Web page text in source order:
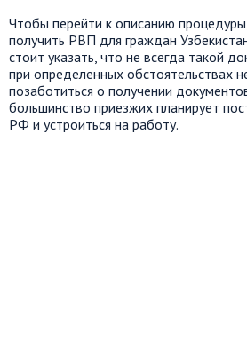
Чтобы перейти к описанию
получить РВП для граждан
стоит указать, что не всегда такой
при определенных обстоятельствах
позаботиться о получении
большинство приезжих планирует
РФ и устроиться на работу.